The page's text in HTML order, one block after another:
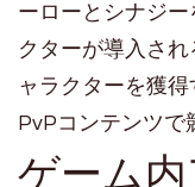
ーローとシナジ
クターが導入さ
ャラクターを獲
PvPコンテンツで
ゲーム